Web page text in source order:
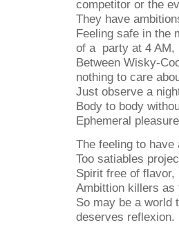
competitor or the
They have
Feeling safe in the
of a party at 4 AM,
Between Wisky-
nothing to care
Just observe a
Body to body
Ephemeral
The feeling to
Too satiables
Spirit free of
Ambittion killers as
So may be a world
deserves reflexion.